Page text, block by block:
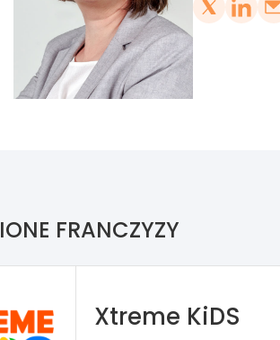
FRANCZYZY
Xtreme KiDS